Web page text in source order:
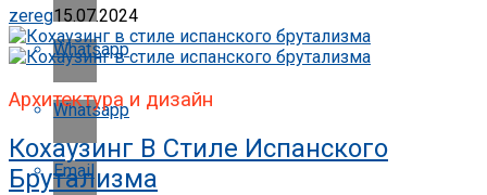
Whatsapp
Whatsapp
Email
zereg15.07.2024
Архитектура и дизайн
Кохаузинг В Стиле Испанского
Брутализма